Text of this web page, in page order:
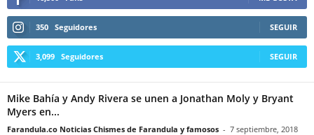
350 Seguidores SEGUIR
3,099 Seguidores SEGUIR
Mike Bahía y Andy Rivera se unen a Jonathan Moly y Bryant
Myers en...
Farandula.co Noticias Chismes de Farandula y famosos - 7 septiembre, 2018